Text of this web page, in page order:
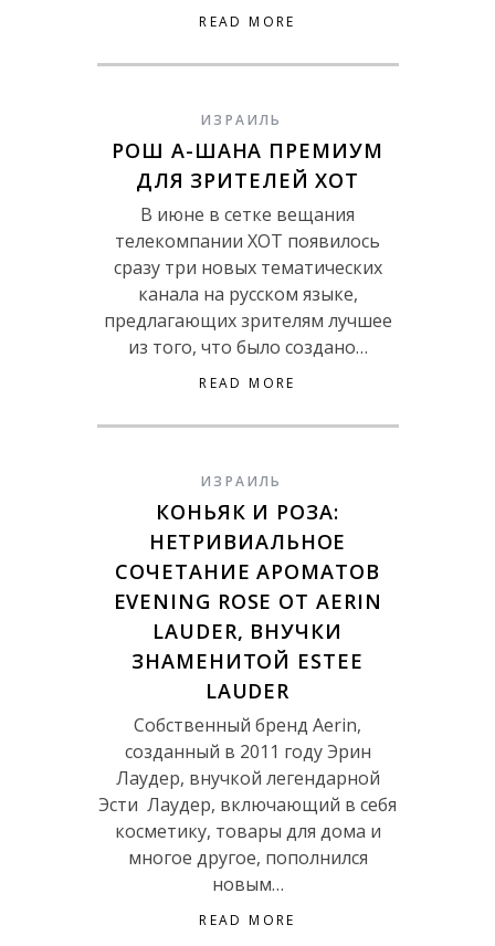
READ MORE
ИЗРАИЛЬ
РОШ А-ШАНА ПРЕМИУМ
ДЛЯ ЗРИТЕЛЕЙ ХОТ
В июне в сетке вещания
телекомпании ХОТ появилось
сразу три новых тематических
канала на русском языке,
предлагающих зрителям лучшее
из того, что было создано…
READ MORE
ИЗРАИЛЬ
КОНЬЯК И РОЗА:
НЕТРИВИАЛЬНОЕ
СОЧЕТАНИЕ АРОМАТОВ
EVENING ROSE ОТ AERIN
LAUDER, ВНУЧКИ
ЗНАМЕНИТОЙ ESTEE
LAUDER
Собственный бренд Aerin,
созданный в 2011 году Эрин
Лаудер, внучкой легендарной
Эсти Лаудер, включающий в себя
косметику, товары для дома и
многое другое, пополнился
новым…
READ MORE